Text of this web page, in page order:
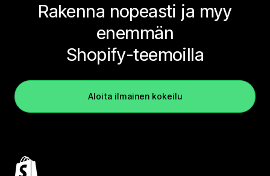
Rakenna nopeasti ja myy
enemmän
Shopify-teemoilla
Aloita ilmainen kokeilu